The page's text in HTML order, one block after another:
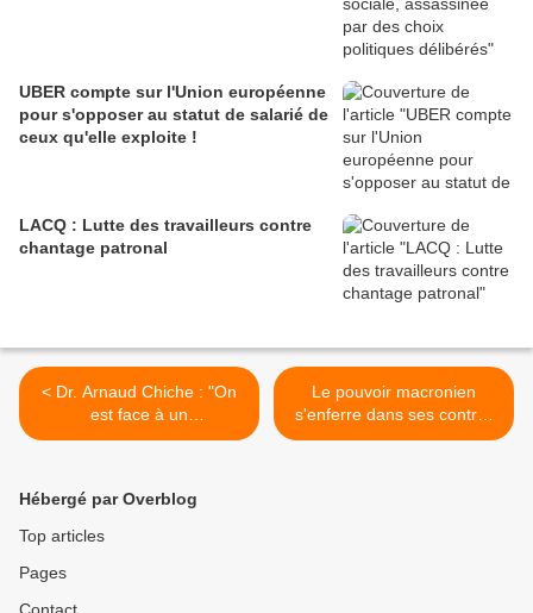
UBER compte sur l'Union européenne
pour s'opposer au statut de salarié de
ceux qu'elle exploite !
LACQ : Lutte des travailleurs contre
chantage patronal
< Dr. Arnaud Chiche : "On
est face à un
dysfonctionnement majeur
Le pouvoir macronien
s'enferre dans ses contre-
réformes >
Hébergé par Overblog
Top articles
Pages